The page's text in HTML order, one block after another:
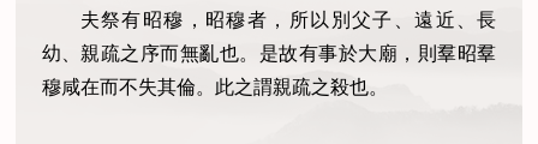
夫祭有昭穆，昭穆者，所以別父子、遠近、長
幼、親疏之序而無亂也。是故有事於大廟，則羣昭羣
穆咸在而不失其倫。此之謂親疏之殺也。